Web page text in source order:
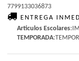
7799133036873
ENTREGA
Articulos Escolares
TEMPORADA